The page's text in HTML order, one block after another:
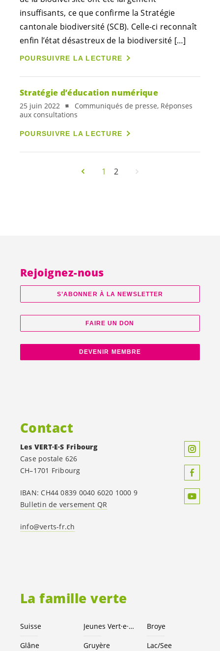
insuffisants, ce que confirme la Stratégie
cantonale biodiversité (SCB). Celle-ci reconnaît
enfin l’état désastreux de la biodiversité […]
POURSUIVRE LA LECTURE
Stratégie d’éducation numérique
25 juin 2022
Communiqués de presse, Réponses
aux consultations
POURSUIVRE LA LECTURE
1 2
La famille verte
Suisse Jeunes Vert·e·x·s Broye
Glâne Gruyère Lac/See
Rejoignez-nous
S’ABONNER À LA NEWSLETTER
FAIRE UN DON
DEVENIR MEMBRE
Contact
Les VERT·E·S Fribourg
Case postale 626
CH–1701 Fribourg
IBAN: CH44 0839 0040 6020 1000 9
Bulletin de versement QR
info@verts-fr.ch